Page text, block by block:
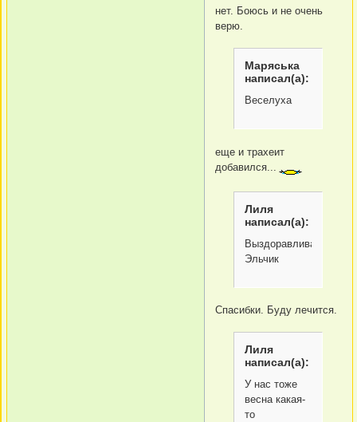
нет. Боюсь и не очень
верю.
Маряська
написал(а):
Веселуха
еще и трахеит
добавился...
Лиля
написал(а):
Выздоравливай,
Эльчик
Спасибки. Буду лечится.
Лиля
написал(а):
У нас тоже
весна какая-
то